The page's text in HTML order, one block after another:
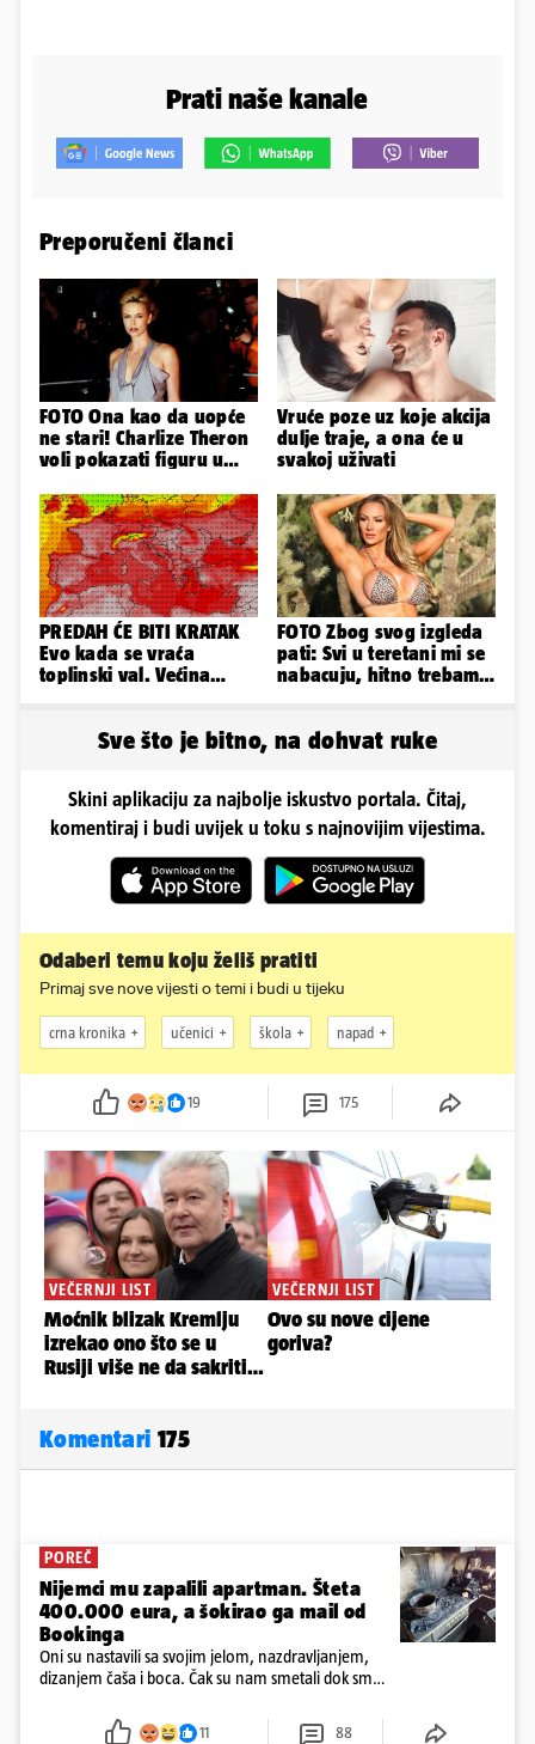
Prati naše kanale
Preporučeni članci
FOTO Ona kao da uopće
ne stari! Charlize Theron
voli pokazati figuru u
Vruće poze uz koje akcija
dulje traje, a ona će u
svakoj uživati
PREDAH ĆE BITI KRATAK
Evo kada se vraća
toplinski val. Većina
FOTO Zbog svog izgleda
pati: Svi u teretani mi se
nabacuju, hitno trebam
Sve što je bitno, na dohvat ruke
Skini aplikaciju za najbolje iskustvo portala. Čitaj,
komentiraj i budi uvijek u toku s najnovijim vijestima.
Odaberi temu koju želiš pratiti
Primaj sve nove vijesti o temi i budi u tijeku
crna kronika učenici škola napad
19 175
Komentari 175
POREČ
Nijemci mu zapalili apartman. Šteta
400.000 eura, a šokirao ga mail od
Bookinga
Oni su nastavili sa svojim jelom, nazdravljanjem,
dizanjem čaša i boca. Čak su nam smetali dok smo
požar, rekao je vlasnik
11 88